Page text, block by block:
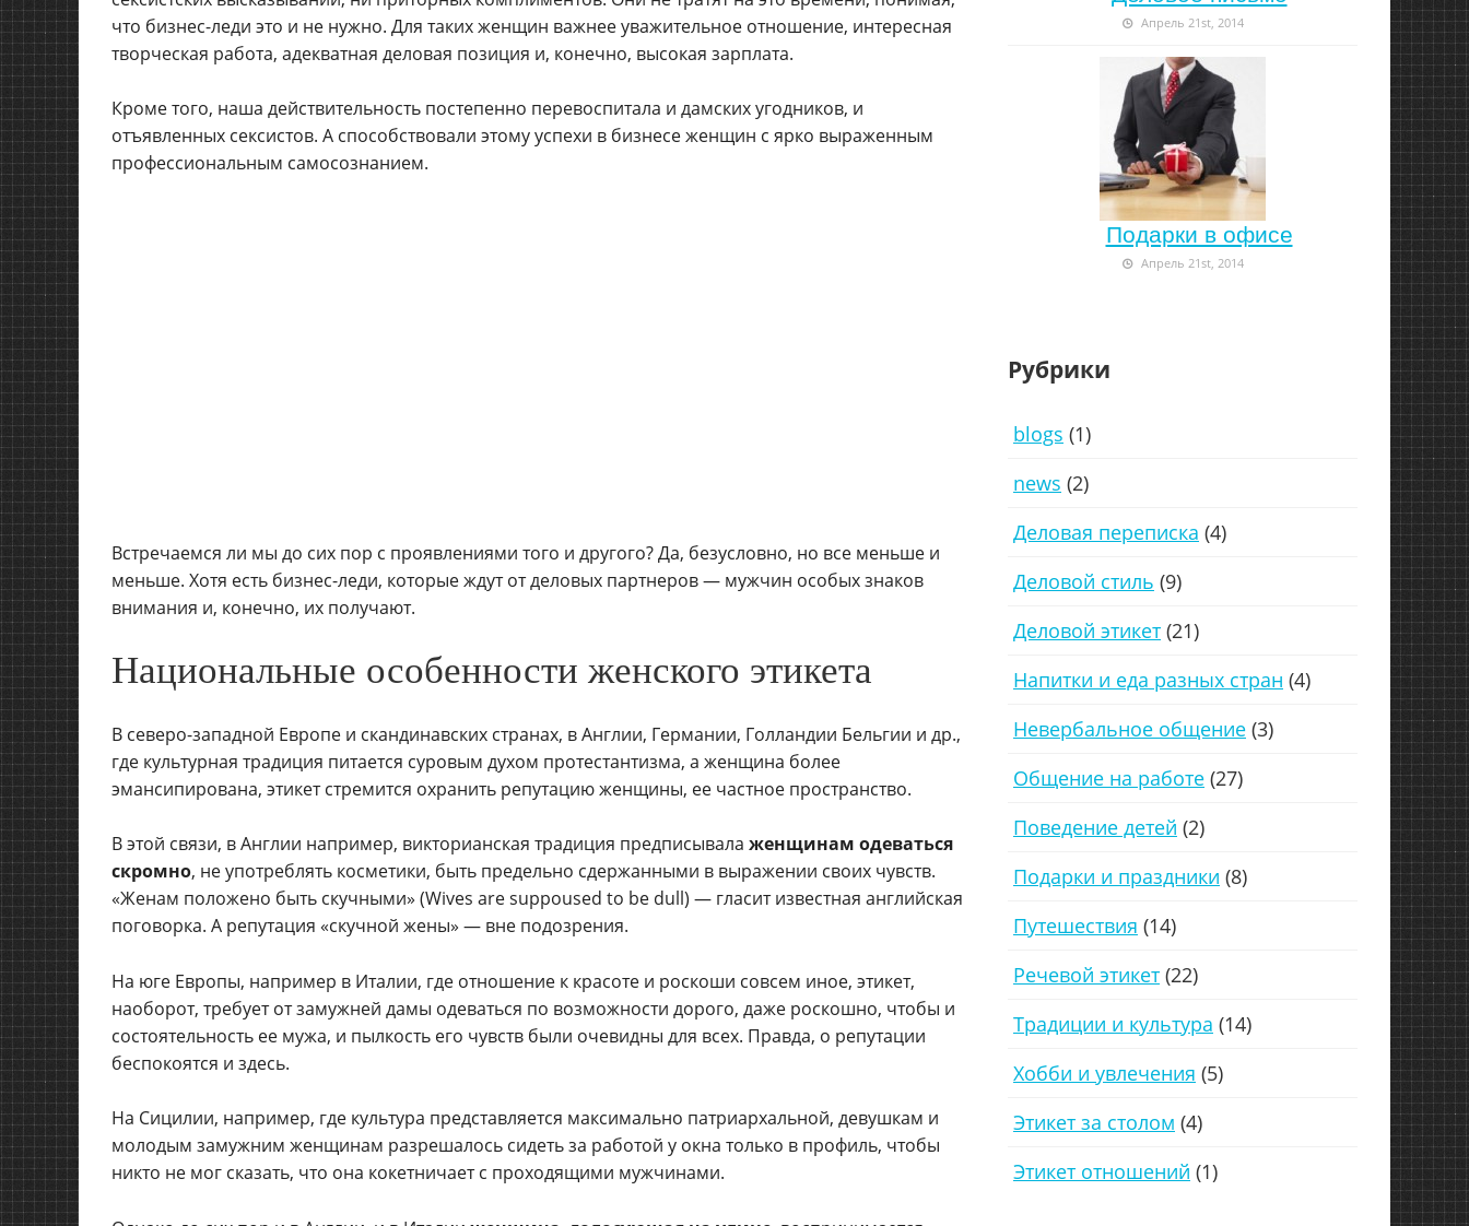
что бизнес-леди это и не нужно. Для таких женщин важнее уважительное отношение, интересная
творческая работа, адекватная деловая позиция и, конечно, высокая зарплата.
Кроме того, наша действительность постепенно перевоспитала и дамских угодников, и
отъявленных сексистов. А способствовали этому успехи в бизнесе женщин с ярко выраженным
профессиональным самосознанием.
Встречаемся ли мы до сих пор с проявлениями того и другого? Да, безусловно, но все меньше и
меньше. Хотя есть бизнес-леди, которые ждут от деловых партнеров — мужчин особых знаков
внимания и, конечно, их получают.
Национальные особенности женского этикета
В северо-западной Европе и скандинавских странах, в Англии, Германии, Голландии Бельгии и др.,
где культурная традиция питается суровым духом протестантизма, а женщина более
эмансипирована, этикет стремится охранить репутацию женщины, ее частное пространство.
В этой связи, в Англии например, викторианская традиция предписывала женщинам одеваться
скромно, не употреблять косметики, быть предельно сдержанными в выражении своих чувств.
«Женам положено быть скучными» (Wives are suppoused to be dull) — гласит известная английская
поговорка. А репутация «скучной жены» — вне подозрения.
На юге Европы, например в Италии, где отношение к красоте и роскоши совсем иное, этикет,
наоборот, требует от замужней дамы одеваться по возможности дорого, даже роскошно, чтобы и
состоятельность ее мужа, и пылкость его чувств были очевидны для всех. Правда, о репутации
беспокоятся и здесь.
На Сицилии, например, где культура представляется максимально патриархальной, девушкам и
молодым замужним женщинам разрешалось сидеть за работой у окна только в профиль, чтобы
никто не мог сказать, что она кокетничает с проходящими мужчинами.
Апрель 21st, 2014
Подарки в офисе
Апрель 21st, 2014
Рубрики
blogs (1)
news (2)
Деловая переписка (4)
Деловой стиль (9)
Деловой этикет (21)
Напитки и еда разных стран (4)
Невербальное общение (3)
Общение на работе (27)
Поведение детей (2)
Подарки и праздники (8)
Путешествия (14)
Речевой этикет (22)
Традиции и культура (14)
Хобби и увлечения (5)
Этикет за столом (4)
Этикет отношений (1)